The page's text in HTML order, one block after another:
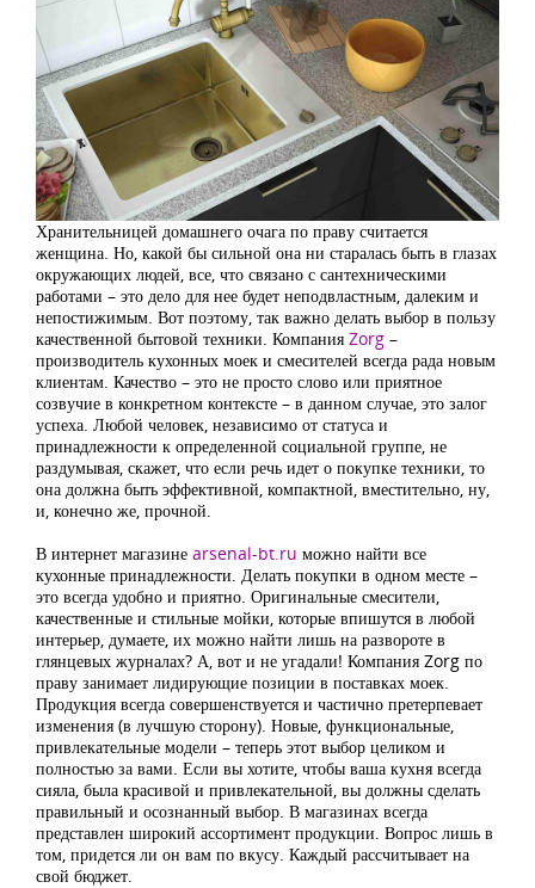
Хранительницей домашнего очага по праву считается
женщина. Но, какой бы сильной она ни старалась быть в глазах
окружающих людей, все, что связано с сантехническими
работами – это дело для нее будет неподвластным, далеким и
непостижимым. Вот поэтому, так важно делать выбор в пользу
качественной бытовой техники. Компания Zorg –
производитель кухонных моек и смесителей всегда рада новым
клиентам. Качество – это не просто слово или приятное
созвучие в конкретном контексте – в данном случае, это залог
успеха. Любой человек, независимо от статуса и
принадлежности к определенной социальной группе, не
раздумывая, скажет, что если речь идет о покупке техники, то
она должна быть эффективной, компактной, вместительно, ну,
и, конечно же, прочной.
В интернет магазине arsenal-bt.ru можно найти все
кухонные принадлежности. Делать покупки в одном месте –
это всегда удобно и приятно. Оригинальные смесители,
качественные и стильные мойки, которые впишутся в любой
интерьер, думаете, их можно найти лишь на развороте в
глянцевых журналах? А, вот и не угадали! Компания Zorg по
праву занимает лидирующие позиции в поставках моек.
Продукция всегда совершенствуется и частично претерпевает
изменения (в лучшую сторону). Новые, функциональные,
привлекательные модели – теперь этот выбор целиком и
полностью за вами. Если вы хотите, чтобы ваша кухня всегда
сияла, была красивой и привлекательной, вы должны сделать
правильный и осознанный выбор. В магазинах всегда
представлен широкий ассортимент продукции. Вопрос лишь в
том, придется ли он вам по вкусу. Каждый рассчитывает на
свой бюджет.